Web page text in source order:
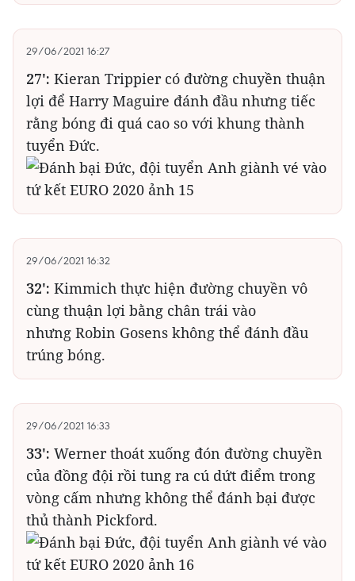
29/06/2021 16:27
27': Kieran Trippier có đường chuyền thuận
lợi để Harry Maguire đánh đầu nhưng tiếc
rằng bóng đi quá cao so với khung thành
tuyển Đức.
29/06/2021 16:32
32': Kimmich thực hiện đường chuyền vô
cùng thuận lợi bằng chân trái vào
nhưng Robin Gosens không thể đánh đầu
trúng bóng.
29/06/2021 16:33
33': Werner thoát xuống đón đường chuyền
của đồng đội rồi tung ra cú dứt điểm trong
vòng cấm nhưng không thể đánh bại được
thủ thành Pickford.